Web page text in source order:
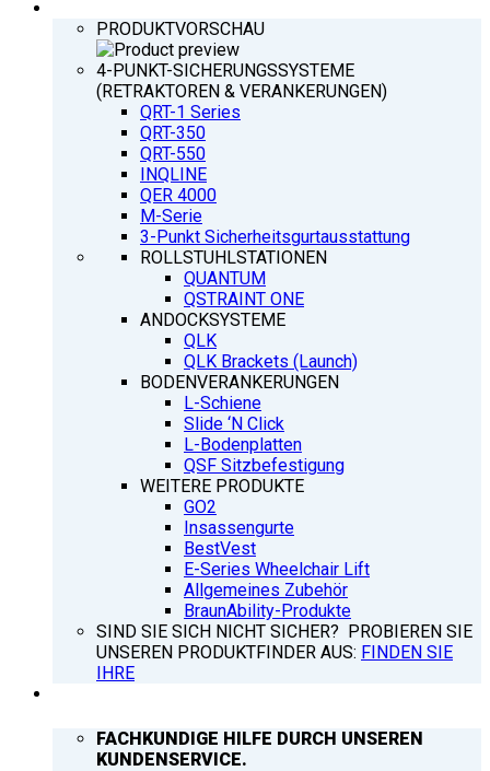
PRODUKTVORSCHAU
4-PUNKT-SICHERUNGSSYSTEME
(RETRAKTOREN & VERANKERUNGEN)
QRT-1 Series
QRT-350
QRT-550
INQLINE
QER 4000
M-Serie
3-Punkt Sicherheitsgurtausstattung
ROLLSTUHLSTATIONEN
QUANTUM
QSTRAINT ONE
ANDOCKSYSTEME
QLK
QLK Brackets (Launch)
BODENVERANKERUNGEN
L-Schiene
Slide ‘N Click
L-Bodenplatten
QSF Sitzbefestigung
WEITERE PRODUKTE
GO2
Insassengurte
BestVest
E-Series Wheelchair Lift
Allgemeines Zubehör
BraunAbility-Produkte
SIND SIE SICH NICHT SICHER? PROBIEREN SIE
UNSEREN PRODUKTFINDER AUS: FINDEN SIE
IHRE
FACHKUNDIGE HILFE DURCH UNSEREN
KUNDENSERVICE.